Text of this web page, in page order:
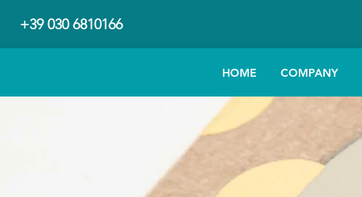
+39 030 6810166
HOME COMPANY